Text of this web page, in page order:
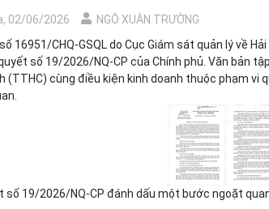
02/06/2026
NGÔ XUÂN TRƯỜNG
16951/CHQ-GSQL do Cục Giám sát quản lý về
số 19/2026/NQ-CP của Chính phủ. Văn bản
(TTHC) cùng điều kiện kinh doanh thuộc phạm
số 19/2026/NQ-CP đánh dấu một bước ngoặt